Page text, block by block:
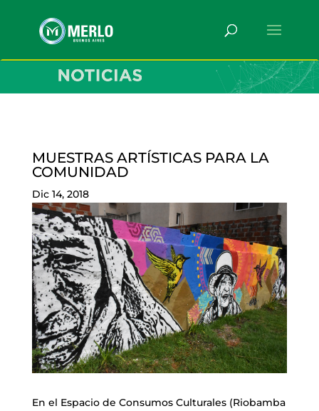
MUESTRAS ARTÍSTICAS PARA LA
COMUNIDAD
Dic 14, 2018
En el Espacio de Consumos Culturales (Riobamba